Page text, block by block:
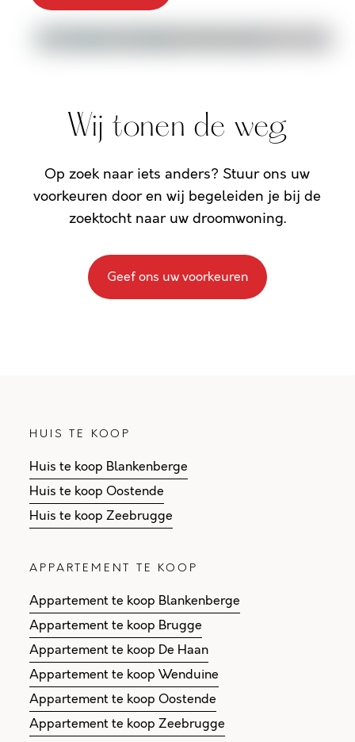
Wij tonen de weg
Op zoek naar iets anders? Stuur ons uw
voorkeuren door en wij begeleiden je bij de
zoektocht naar uw droomwoning.
Geef ons uw voorkeuren
HUIS TE KOOP
Huis te koop Blankenberge
Huis te koop Oostende
Huis te koop Zeebrugge
APPARTEMENT TE KOOP
Appartement te koop Blankenberge
Appartement te koop Brugge
Appartement te koop De Haan
Appartement te koop Wenduine
Appartement te koop Oostende
Appartement te koop Zeebrugge